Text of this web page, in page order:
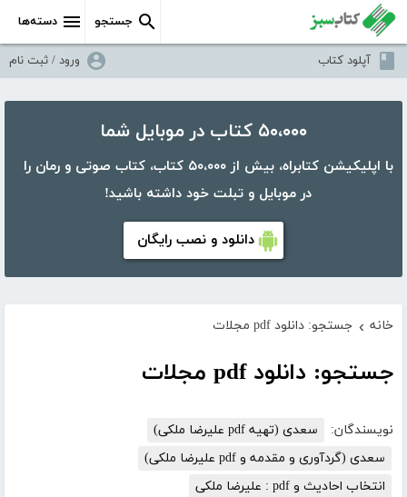
دسته‌ها جستجو
آپلود کتاب ورود / ثبت نام
۵۰،۰۰۰ کتاب در موبایل شما
با اپلیکیشن کتابراه، بیش از ۵۰،۰۰۰ کتاب، کتاب صوتی و رمان را
در موبایل و تبلت خود داشته باشید!
دانلود و نصب رایگان
خانه › جستجو: دانلود pdf مجلات
جستجو: دانلود pdf مجلات
نویسندگان:
سعدی (تهیه pdf علیرضا ملکی)
سعدی (گردآوری و مقدمه و pdf علیرضا ملکی)
انتخاب احادیث و pdf : علیرضا ملکی